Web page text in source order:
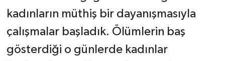
kadınların müthiş bir dayanışmasıyla
çalışmalar başladık. Ölümlerin baş
gösterdiği o günlerde kadınlar